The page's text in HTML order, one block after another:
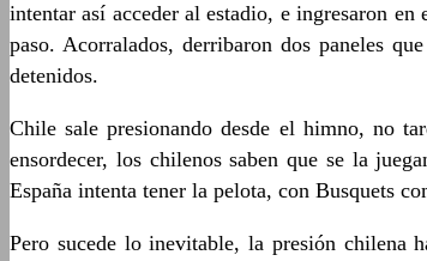
intentar así acceder al estadio, e ingresaron
paso. Acorralados, derribaron dos paneles
detenidos.
Chile sale presionando desde el himno, no
ensordecer, los chilenos saben que se la
España intenta tener la pelota, con Busquets
Pero sucede lo inevitable, la presión chilena